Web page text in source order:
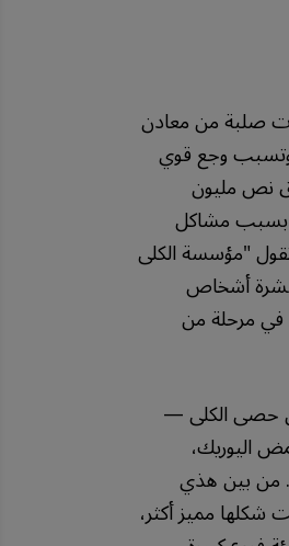
صلبة من معادن
وتسبب وجع قوي
نص مليون
بسبب مشاكل
"مؤسسة الكلى
أشخاص
مرحلة من
حصى الكلى —
اليوريك،
من بين هذي
شكلها مميز أكثر،